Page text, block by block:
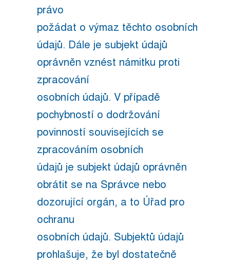
právo
požádat o výmaz těchto osobních
údajů. Dále je subjekt údajů
oprávněn vznést námitku proti
zpracování
osobních údajů. V případě
pochybností o dodržování
povinností souvisejících se
zpracováním osobních
údajů je subjekt údajů oprávněn
obrátit se na Správce nebo
dozorující orgán, a to Úřad pro
ochranu
osobních údajů. Subjektů údajů
prohlašuje, že byl dostatečně